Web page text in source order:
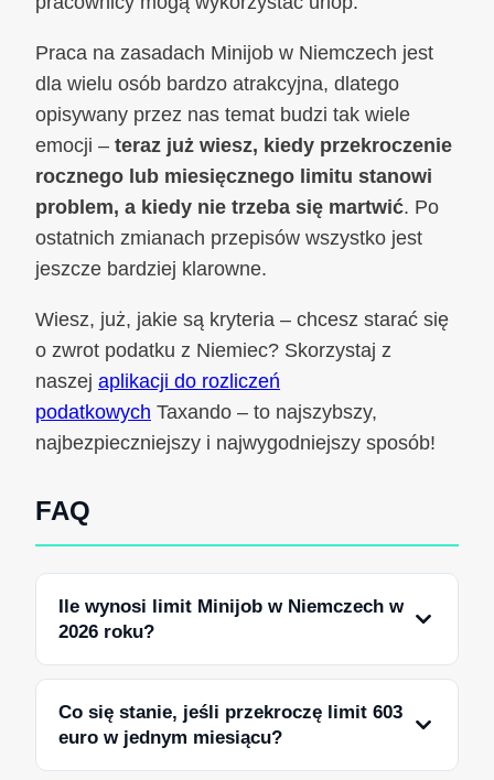
Praca na zasadach Minijob w Niemczech jest
dla wielu osób bardzo atrakcyjna, dlatego
opisywany przez nas temat budzi tak wiele
emocji – teraz już wiesz, kiedy przekroczenie
rocznego lub miesięcznego limitu stanowi
problem, a kiedy nie trzeba się martwić. Po
ostatnich zmianach przepisów wszystko jest
jeszcze bardziej klarowne.
Wiesz, już, jakie są kryteria – chcesz starać się
o zwrot podatku z Niemiec? Skorzystaj z
naszej aplikacji do rozliczeń
podatkowych Taxando – to najszybszy,
najbezpieczniejszy i najwygodniejszy sposób!
FAQ
Ile wynosi limit Minijob w Niemczech w
2026 roku?
Co się stanie, jeśli przekroczę limit 603
euro w jednym miesiącu?